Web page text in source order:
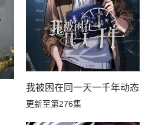
我被困在同一天一千年动态漫
更新至第276集